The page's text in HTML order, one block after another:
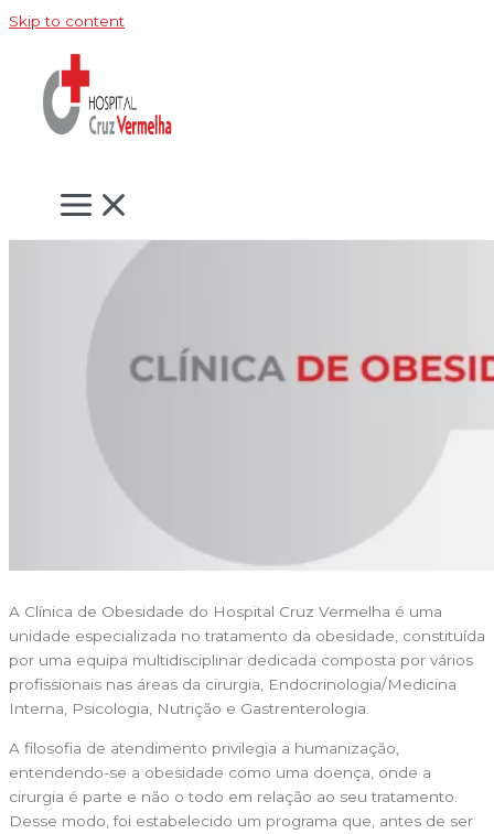
Skip to content
A Clínica de Obesidade do Hospital Cruz Vermelha é uma
unidade especializada no tratamento da obesidade, constituída
por uma equipa multidisciplinar dedicada composta por vários
profissionais nas áreas da cirurgia, Endocrinologia/Medicina
Interna, Psicologia, Nutrição e Gastrenterologia.
A filosofia de atendimento privilegia a humanização,
entendendo-se a obesidade como uma doença, onde a
cirurgia é parte e não o todo em relação ao seu tratamento.
Desse modo, foi estabelecido um programa que, antes de ser